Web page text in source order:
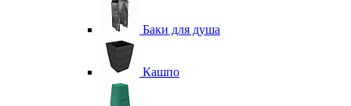
Баки для душа
Кашпо